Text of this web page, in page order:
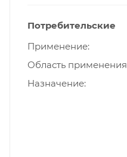
Потребительские
Применение
Область применения
Назначение